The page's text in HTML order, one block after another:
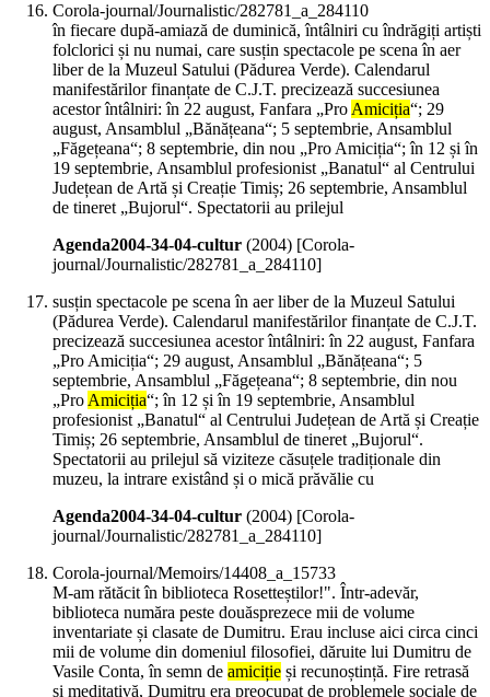
Corola-journal/Journalistic/282781_a_284110
în fiecare după-amiază de duminică, întâlniri cu îndrăgiți artiști
folclorici și nu numai, care susțin spectacole pe scena în aer
liber de la Muzeul Satului (Pădurea Verde). Calendarul
manifestărilor finanțate de C.J.T. precizează succesiunea
acestor întâlniri: în 22 august, Fanfara „ProAmiciția“; 29
august, Ansamblul „Bănățeana“; 5 septembrie, Ansamblul
„Făgețeana“; 8 septembrie, din nou „Pro Amiciția“; în 12 și în
19 septembrie, Ansamblul profesionist „Banatul“ al Centrului
Județean de Artă și Creație Timiș; 26 septembrie, Ansamblul
de tineret „Bujorul“. Spectatorii au prilejul
Agenda2004-34-04-cultur (2004) [Corola-
journal/Journalistic/282781_a_284110]
susțin spectacole pe scena în aer liber de la Muzeul Satului
(Pădurea Verde). Calendarul manifestărilor finanțate de C.J.T.
precizează succesiunea acestor întâlniri: în 22 august, Fanfara
„Pro Amiciția“; 29 august, Ansamblul „Bănățeana“; 5
septembrie, Ansamblul „Făgețeana“; 8 septembrie, din nou
„ProAmiciția“; în 12 și în 19 septembrie, Ansamblul
profesionist „Banatul“ al Centrului Județean de Artă și Creație
Timiș; 26 septembrie, Ansamblul de tineret „Bujorul“.
Spectatorii au prilejul să viziteze căsuțele tradiționale din
muzeu, la intrare existând și o mică prăvălie cu
Agenda2004-34-04-cultur (2004) [Corola-
journal/Journalistic/282781_a_284110]
Corola-journal/Memoirs/14408_a_15733
M-am rătăcit în biblioteca Rosetteștilor!". Într-adevăr,
biblioteca număra peste douăsprezece mii de volume
inventariate și clasate de Dumitru. Erau incluse aici circa cinci
mii de volume din domeniul filosofiei, dăruite lui Dumitru de
Vasile Conta, în semn de amiciție și recunoștință. Fire retrasă
și meditativă, Dumitru era preocupat de problemele sociale de